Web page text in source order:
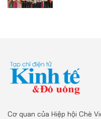
Cơ quan của Hiệp hội Chè